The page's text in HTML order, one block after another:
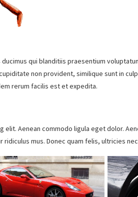
qui blanditiis praesentium
non provident, similique sunt in
Aenean commodo ligula eget dolor.
mus. Donec quam felis, ultricies